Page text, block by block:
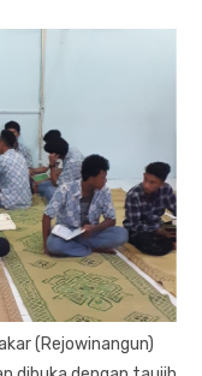
(Rejowinangun)